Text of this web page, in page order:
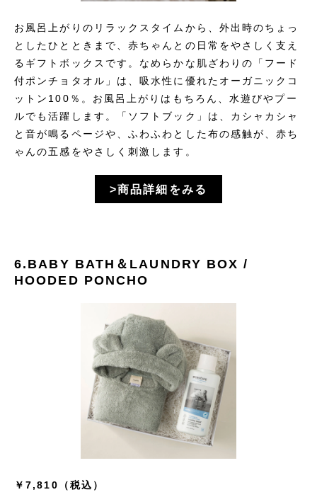
お風呂上がりのリラックスタイムから、外出時のちょっ
としたひとときまで、赤ちゃんとの日常をやさしく支え
るギフトボックスです。なめらかな肌ざわりの「フード
付ポンチョタオル」は、吸水性に優れたオーガニックコ
ットン100％。お風呂上がりはもちろん、水遊びやプー
ルでも活躍します。「ソフトブック」は、カシャカシャ
と音が鳴るページや、ふわふわとした布の感触が、赤ち
ゃんの五感をやさしく刺激します。
>商品詳細をみる
6.BABY BATH＆LAUNDRY BOX /
HOODED PONCHO
￥7,810（税込）